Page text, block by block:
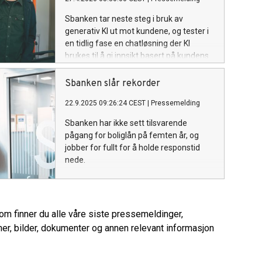
Sbanken tar neste steg i bruk av
generativ KI ut mot kundene, og tester i
en tidlig fase en chatløsning der KI
brukes til å gi innsikt basert på kundens
egne transaksjoner.
Sbanken slår rekorder
22.9.2025 09:26:24 CEST Pressemelding
Sbanken har ikke sett tilsvarende
pågang for boliglån på femten år, og
jobber for fullt for å holde responstid
nede.
finner du alle våre siste pressemeldinger,
bilder, dokumenter og annen relevant informasjon